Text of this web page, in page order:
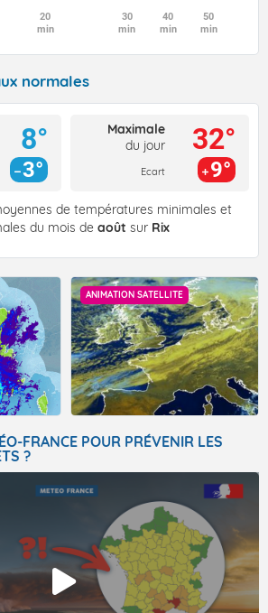
20
min
30
min
40
min
50
min
normales
8°
3°
Maximale
du jour
Ecart
32°
9°
de températures minimales et
du mois de août sur Rix
ANIMATION SATELLITE
FRANCE POUR PRÉVENIR LES
?